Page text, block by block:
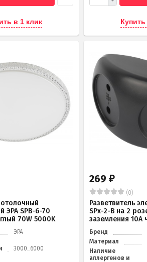
в 1 клик
ЭРА SPB-6-70
70W 5000K
ЭРА
3000...6000
269₽
(0)
Разветвитель
SPx-2-B на 2
заземления 10А
Бренд
Материал
Наличие
аллергенов и